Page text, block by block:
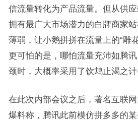
信流量转化为产品流量。但从供
拥有最广大市场潜力的白牌商家
薄弱，让小鹅拼拼在流量上的“雕
更可怕的是，哪怕流量充沛如腾
颈时，大概率采用了饮鸩止渴之
在此次内部会议之后，著名互联
爆料称，腾讯此前模仿拼多多的